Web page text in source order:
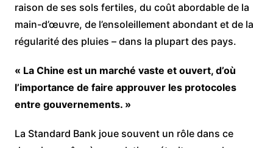
raison de ses sols fertiles, du coût abordable de la
main-d’œuvre, de l’ensoleillement abondant et de la
régularité des pluies – dans la plupart des pays.
« La Chine est un marché vaste et ouvert, d’où
l’importance de faire approuver les protocoles
entre gouvernements. »
La Standard Bank joue souvent un rôle dans ce